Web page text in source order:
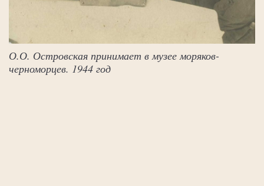
О.О. Островская принимает в музее моряков-
черноморцев. 1944 год